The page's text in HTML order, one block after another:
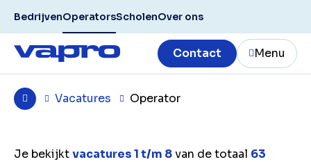
BedrijvenOperatorsScholenOver ons
Contact Menu
Vacatures Operator
Je bekijktvacatures 1 t/m 8van de totaal 63